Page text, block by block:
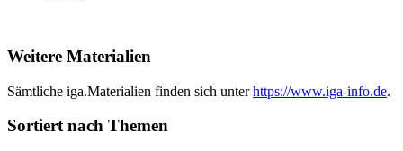
Weitere Materialien
Sämtliche iga.Materialien finden sich unterhttps://www.iga-info.de.
Sortiert nach Themen